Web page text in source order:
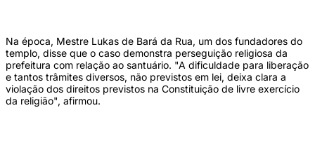
Na época, Mestre Lukas de Bará da Rua, um dos fundadores do
templo, disse que o caso demonstra perseguição religiosa da
prefeitura com relação ao santuário. "A dificuldade para liberação
e tantos trâmites diversos, não previstos em lei, deixa clara a
violação dos direitos previstos na Constituição de livre exercício
da religião", afirmou.